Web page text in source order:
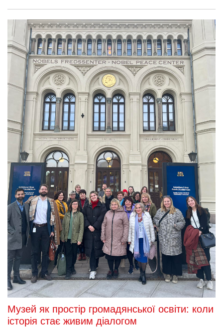
Музей як простір громадянської освіти: коли
історія стає живим діалогом